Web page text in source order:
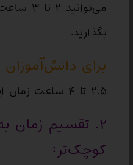
بگذارید.
برای
۲.۵ تا ۴ ساعت زمان ایده‌آل است.
۲. تقسیم زمان
کوچک‌تر: